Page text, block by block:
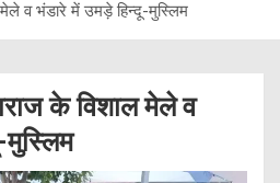
व भंडारे में उमड़े हिन्दू-मुस्लिम
के विशाल मेले व
मुस्लिम